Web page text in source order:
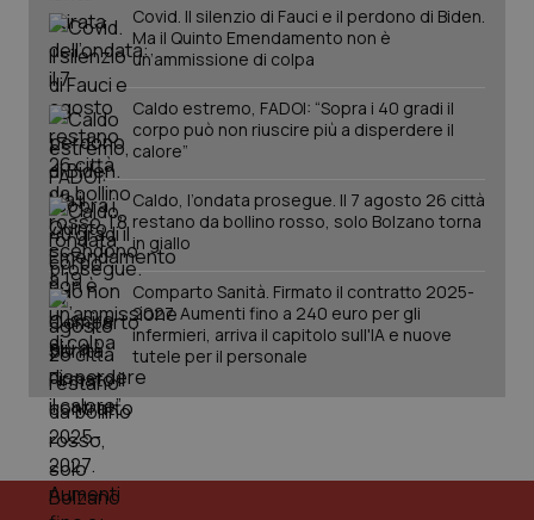
Covid. Il silenzio di Fauci e il perdono di Biden.
Ma il Quinto Emendamento non è
un’ammissione di colpa
Caldo estremo, FADOI: “Sopra i 40 gradi il
corpo può non riuscire più a disperdere il
calore”
Caldo, l’ondata prosegue. Il 7 agosto 26 città
restano da bollino rosso, solo Bolzano torna
in giallo
Comparto Sanità. Firmato il contratto 2025-
2027. Aumenti fino a 240 euro per gli
infermieri, arriva il capitolo sull'IA e nuove
tutele per il personale
PHPSESSID
PHP.net
www.quotidianosanita.it